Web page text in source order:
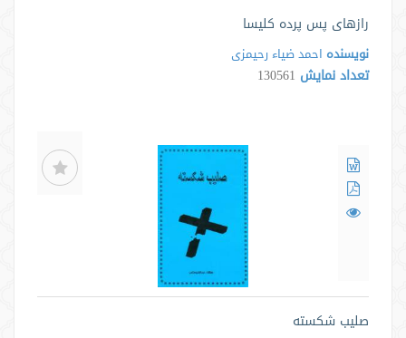
رازهای پس پرده کلیسا
نویسنده احمد ضیاء رحیمزی
تعداد نمایش 130561
صلیب شکسته